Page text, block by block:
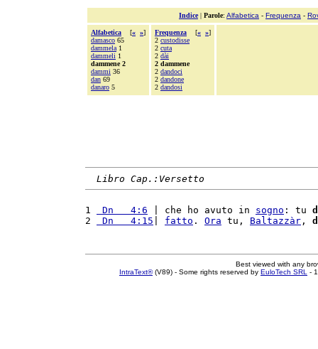
Indice| Parole: Alfabetica - Frequenza -
Alfabetica [« »]
damasco 65
dammela 1
dammeli 1
dammene 2
dammi 36
dan 69
danaro 5
Frequenza [« »]
2 custodisse
2 cuta
2 dài
2 dammene
2 dandoci
2 dandone
2 dandosi
Libro Cap.:Versetto
1 Dn   4:6 | che ho avuto in sogno : tu
2
Dn   4:15 fatto . Ora tu, Baltazzàr ,
Best viewed with any
IntraText®(V89) - Some rights reserved by EuloTech SRL -